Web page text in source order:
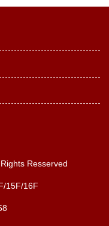
Resserved
15F/16F